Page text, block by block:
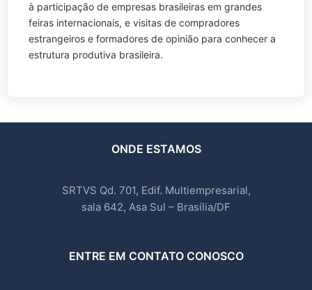
à participação de empresas brasileiras em grandes
feiras internacionais, e visitas de compradores
estrangeiros e formadores de opinião para conhecer a
estrutura produtiva brasileira.
ONDE ESTAMOS
SRTVS Qd. 701, Edif. Multiempresarial,
sala 642, Asa Sul – Brasília/DF
ENTRE EM CONTATO CONOSCO